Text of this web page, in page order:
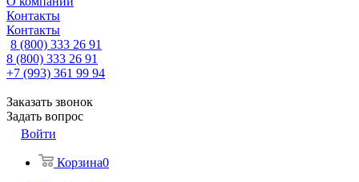
Контакты
Контакты
8 (800) 333 26 91
8 (800) 333 26 91
+7 (993) 361 99 94
Заказать звонок
Задать вопрос
Войти
Корзина0